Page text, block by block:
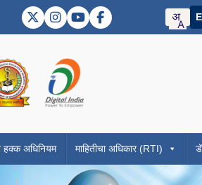
font size)
font size)
(Increase font size)
मोड बदला (Toggle contrast mode)
DMER X (Twitter)
DMER Instagram
DMER YouTube
DMER Facebook
the Government of Maharashtra official
Visit the Directorate of Medical
हक्क अधिनियम माहितीचा अधिकार (RTI)